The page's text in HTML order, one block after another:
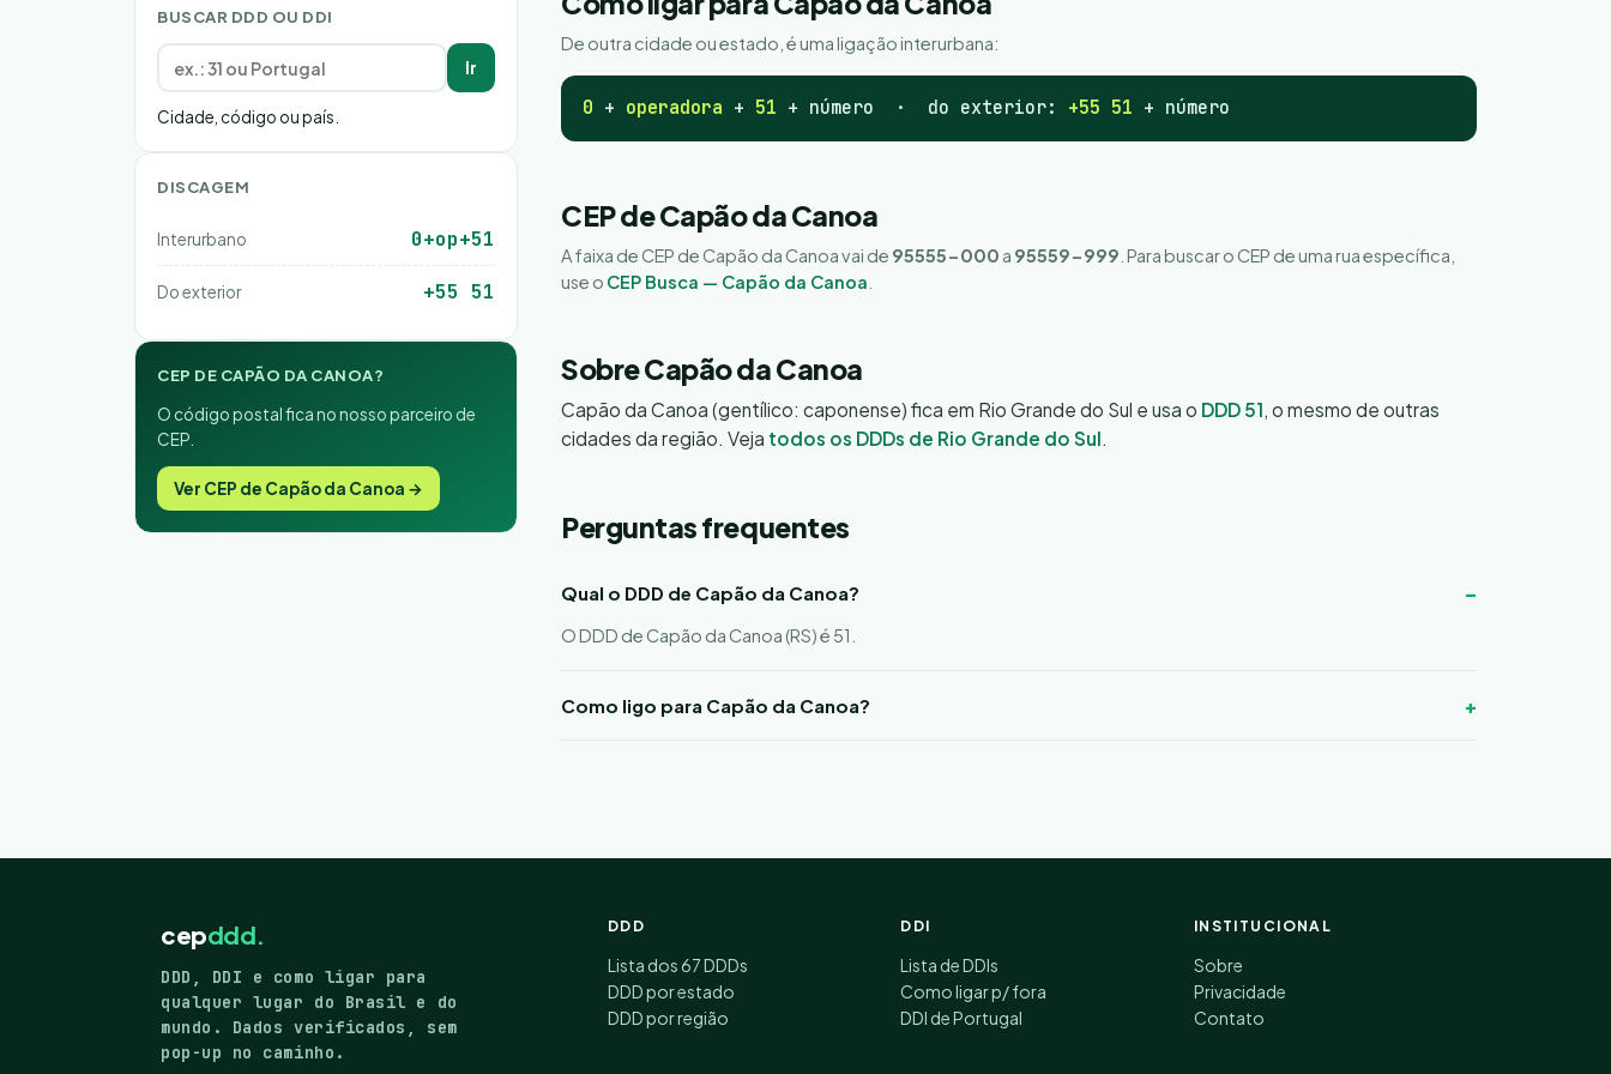
BUSCAR DDD OU DDI
Ir
Cidade, código ou país.
DISCAGEM
Interurbano 0+op+51
Do exterior +55 51
CEP DE CAPÃO DA CANOA?
O código postal fica no nosso parceiro de
CEP.
Ver CEP de Capão da Canoa →
De outra cidade ou estado, é uma ligação interurbana:
0 + operadora + 51 + número · do exterior: +55 51 + número
CEP de Capão da Canoa
A faixa de CEP de Capão da Canoa vai de 95555-000 a 95559-999 . Para buscar o CEP de uma rua específica,
use o CEP Busca — Capão da Canoa
Sobre Capão da Canoa
Capão da Canoa (gentílico: caponense) fica em Rio Grande do Sul e usa o DDD 51, o mesmo de outras
cidades da região. Veja todos os DDDs de Rio Grande do Sul.
Perguntas frequentes
Qual o DDD de Capão da Canoa?
O DDD de Capão da Canoa (RS) é 51.
Como ligo para Capão da Canoa?
cepddd.
DDD, DDI e como ligar para
qualquer lugar do Brasil e do
mundo. Dados verificados, sem
pop-up no caminho.
DDD
Lista dos 67 DDDs
DDD por estado
DDD por região
DDI
Lista de DDIs
Como ligar p/ fora
DDI de Portugal
INSTITUCIONAL
Sobre
Privacidade
Contato